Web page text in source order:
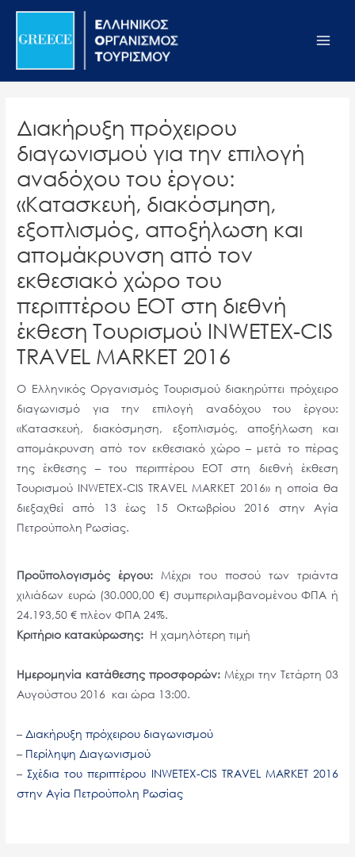
Σημείωση:
ιστότοπος
σύστημα
προσβασιμότητας.
Μετάβαση
περιεχόμενο
Διακήρυξη πρόχειρου
διαγωνισμού για την επιλογή
αναδόχου του έργου:
«Κατασκευή, διακόσμηση,
εξοπλισμός, αποξήλωση και
απομάκρυνση από τον
εκθεσιακό χώρο του
περιπτέρου ΕΟΤ στη διεθνή
έκθεση Τουρισμού INWETEX-CIS
TRAVEL MARKET 2016
Ο Ελληνικός Οργανισμός Τουρισμού διακηρύττει πρόχειρο
διαγωνισμό για την επιλογή αναδόχου του έργου:
«Κατασκευή, διακόσμηση, εξοπλισμός, αποξήλωση και
απομάκρυνση από τον εκθεσιακό χώρο – μετά το πέρας
της έκθεσης – του περιπτέρου ΕΟΤ στη διεθνή έκθεση
Τουρισμού INWETEX-CIS TRAVEL MARKET 2016» η οποία θα
διεξαχθεί από 13 έως 15 Οκτωβρίου 2016 στην Αγία
Πετρούπολη Ρωσίας.
Προϋπολογισμός έργου:Μέχρι του ποσού των τριάντα
χιλιάδων ευρώ (30.000,00 €) συμπεριλαμβανομένου ΦΠΑ ή
24.193,50 € πλέον ΦΠΑ 24%.
Κριτήριο κατακύρωσης: Η χαμηλότερη τιμή
Ημερομηνία κατάθεσης προσφορών: Μέχρι την Τετάρτη 03
Αυγούστου 2016 και ώρα 13:00.
–Διακήρυξη πρόχειρου διαγωνισμού
– Περίληψη Διαγωνισμού
–Σχέδια του περιπτέρου INWETEX-CIS TRAVEL MARKET 2016
στην Αγία Πετρούπολη Ρωσίας